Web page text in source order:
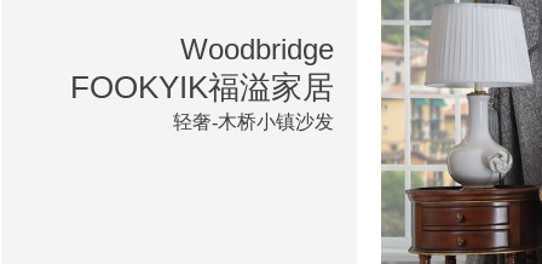
Woodbridge
FOOKYIK福溢家居
轻奢-木桥小镇沙发